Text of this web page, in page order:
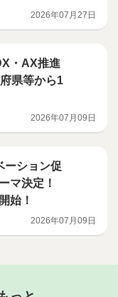
2026年07月27日
・AX推進
県等から1
2026年07月09日
ーション促
マ決定！
始！
2026年07月09日